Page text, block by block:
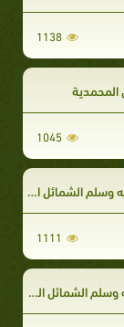
1138
المحمدية
1045
المحمدية
1111
الشمائل المحمدية